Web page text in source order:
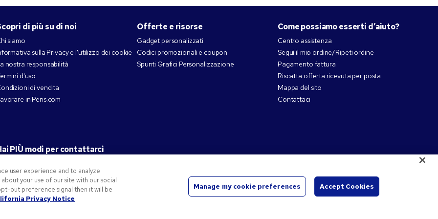
di più su di noi
siamo
sulla Privacy e l'utilizzo dei cookie
nostra responsabilità
d'uso
di vendita
in Pens.com
PIÙ modi per contattarci
Offerte e risorse
Gadget personalizzati
Codici promozionali e coupon
Spunti Grafici Personalizzazione
Come possiamo esserti d’aiuto?
Centro assistenza
Segui il mio ordine/Ripeti ordine
Pagamento fattura
Riscatta offerta ricevuta per posta
Mappa del sito
Contattaci
di proprietà di National Pen Company. Tutti gli altri marchi registrati sono di proprietà dei rispettivi titolari.
user experience and to analyze
your use of our site with our social
out preference signal then it will be
Privacy Notice
Manage my cookie preferences Accept Cookies